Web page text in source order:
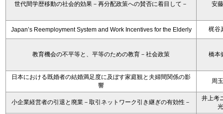
世代間学歴移動の社会的効果－再分配政策への賛否に着目して－ 安
Japan’s Reemployment System and Work Incentives for the Elderly 梶谷
教育機会の不平等と、平等のための教育－社会政策 橋本
日本における既婚者の結婚満足度に及ぼす家庭観と夫婦間関係の影
響
周
小企業経営者の引退と廃業－取引ネットワーク引き継ぎの有効性－
井上考
光